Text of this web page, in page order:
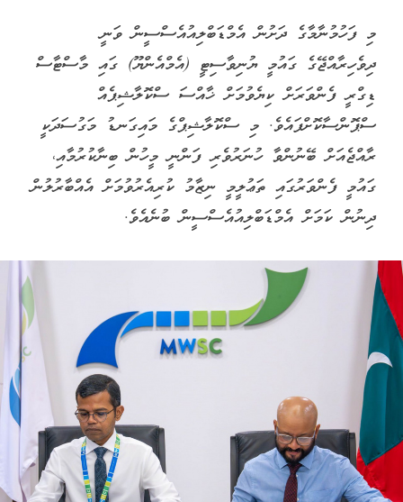
މި ފަހުމުނާމާގެ ދަށުން އެމްޑަބްލިއުއެސްސީން ވަނީ
ދިވެހިރާއްޖޭގެ ގައުމީ ޔުނިވާސިޓީ (އެމްއެންޔޫ) ގައި މާސްޓާސް
ޑިގްރީ ފެންވަރަށް ކިޔެވުމަށް ޚާއްސަ ސްކޮލާޝިޕެއް
ސްޕޮންސާކޮށްފައެވެ. މި ސްކޮލާޝިޕްގެ މައިގަނޑު މަގުސަދަކީ
ރާއްޖެއަށް ބޭނުންވާ ހުނަރުވެރި ފަންނީ މީހުން ބިނާކުރުމާއި،
ގައުމީ ފެންވަރުގައި ތަޢުލީމީ ނިޒާމު ކުރިއެރުވުމަށް އެއްބާރުލުން
ދިނުން ކަމަށް އެމްޑަބްލިއުއެސްސީން ބުނެއެވެ.